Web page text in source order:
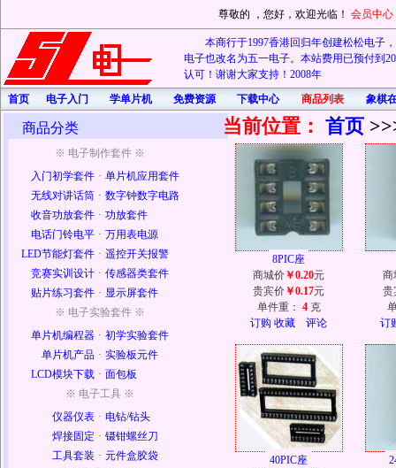
尊敬的 ，您好，欢迎光临！ 会员中心
本商行于1997香港回归年创建松松电子
电子也改名为五一电子。本站费用已预付到
认可！谢谢大家支持！2008年
首页
电子入门 学单片机 免费资源 下载中心 商品列表 象棋
商品分类
※ 电子制作套件 ※
入门初学套件 · 单片机应用套件
无线对讲话筒 · 数字钟数字电路
收音功放套件 · 功放套件
电话门铃电平 · 万用表电源
LED节能灯套件 · 遥控开关报警
竞赛实训设计 · 传感器类套件
贴片练习套件 · 显示屏套件
※ 电子实验套件 ※
单片机编程器 · 初学实验套件
单片机产品 · 实验板元件
LCD模块下载 · 面包板
※ 电子工具 ※
仪器仪表 · 电钻/钻头
焊接固定 · 镊钳螺丝刀
工具套装 · 元件盒胶袋
当前位置： 首页
8PIC座
商城价 ￥0.20元
贵宾价 ￥0.17元
单件重： 4 克
订购 收藏 评论
商
贵
订
40PIC座